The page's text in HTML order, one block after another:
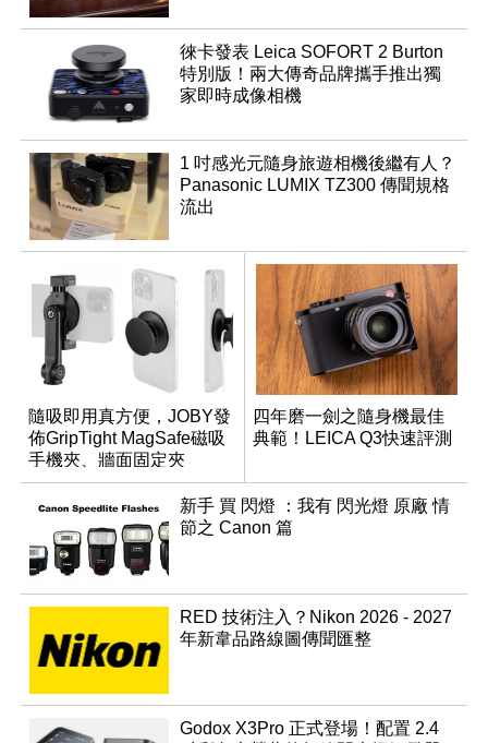
徠卡發表 Leica SOFORT 2 Burton
特別版！兩大傳奇品牌攜手推出獨
家即時成像相機
1 吋感光元隨身旅遊相機後繼有人？
Panasonic LUMIX TZ300 傳聞規格
流出
隨吸即用真方便，JOBY發
佈GripTight MagSafe磁吸
手機夾、牆面固定夾
四年磨一劍之隨身機最佳
典範！LEICA Q3快速評測
新手 買 閃燈 ：我有 閃光燈 原廠 情
節之 Canon 篇
RED 技術注入？Nikon 2026 - 2027
年新韋品路線圖傳聞匯整
Godox X3Pro 正式登場！配置 2.4